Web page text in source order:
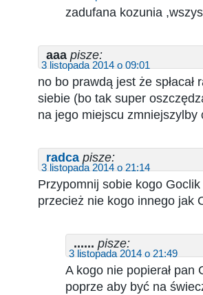
zadufana kozunia
aaa pisze:
3 listopada 2014 o 09:01
no bo prawdą jest że spłacał
siebie (bo tak super
na jego miejscu
radca pisze:
3 listopada 2014 o 21:14
Przypomnij sobie kogo
przecież nie kogo innego jak
...... pisze:
3 listopada 2014 o 21:49
A kogo nie popierał pan
poprze aby być na